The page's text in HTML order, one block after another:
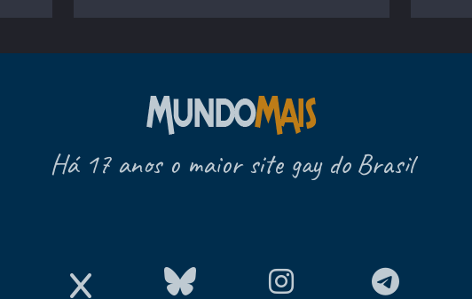
Há 17 anos o maior site gay do Brasil